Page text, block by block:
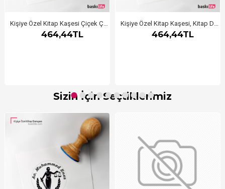
Kişiye Özel Kitap Kaşesi Çiçek Çerçeveli
464,44TL
Kişiye Özel Kitap Kaşesi, Kitap Damgası, Kitap Mührü Öğretmen Kaşesi Aferin
464,44TL
Sizin İçin Seçtiklerimiz